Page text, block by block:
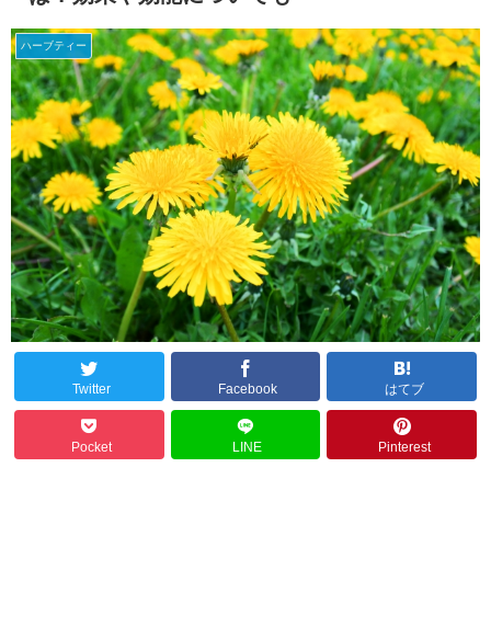
ハーブティー
Twitter Facebook はてブ
Pocket LINE Pinterest